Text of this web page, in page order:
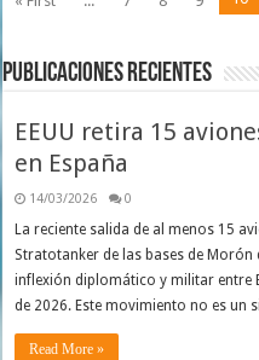
Publicaciones Recientes
EEUU retira 15
en España
14/03/2026 0
La reciente salida de al menos 15
Stratotanker de las bases de
inflexión diplomático y militar entre
de 2026. Este movimiento no es
Read More »